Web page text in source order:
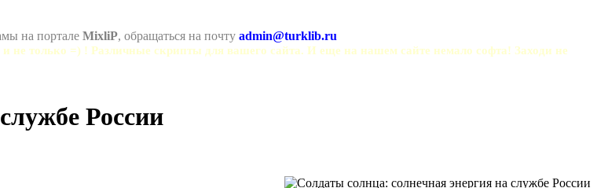
на портале MixliP, обращаться на почту admin@turklib.ru
не только =) ! Различные скрипты для вашего сайта. И еще на нашем сайте немало софта! Заходи не
России